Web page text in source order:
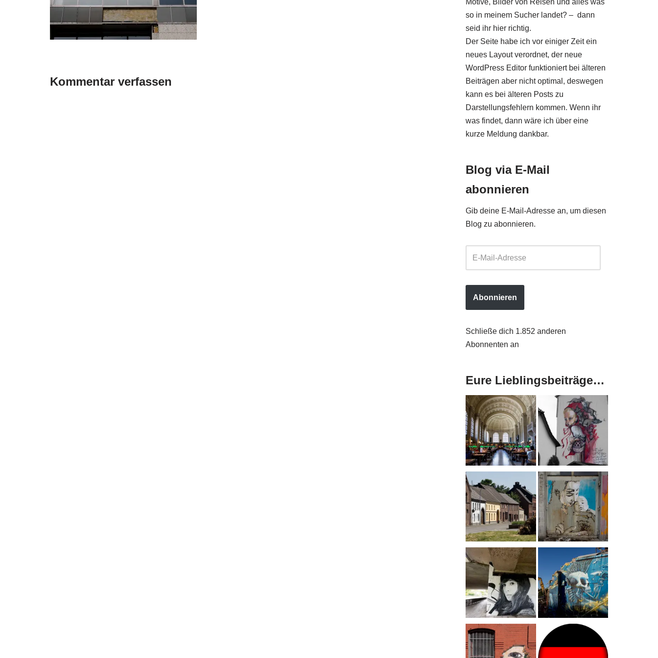
Kommentar verfassen
Motive, Bilder von Reisen und alles was
so in meinem Sucher landet? – dann
seid ihr hier richtig.
Der Seite habe ich vor einiger Zeit ein
neues Layout verordnet, der neue
WordPress Editor funktioniert bei älteren
Beiträgen aber nicht optimal, deswegen
kann es bei älteren Posts zu
Darstellungsfehlern kommen. Wenn ihr
was findet, dann wäre ich über eine
kurze Meldung dankbar.
Blog via E-Mail
abonnieren
Gib deine E-Mail-Adresse an, um diesen
Blog zu abonnieren.
Abonnieren
Schließe dich 1.852 anderen
Abonnenten an
Eure Lieblingsbeiträge…